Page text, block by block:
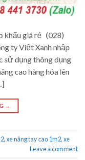
khẩu giá rẻ (028)
ty Việt Xanh nhập
sử dụng thông dụng
cao hàng hóa lên
→
,xe nâng tay cao 1m2,xe
Leave a comment